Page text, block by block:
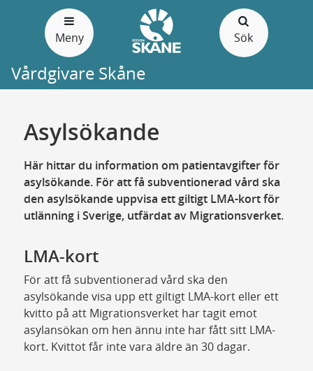
Meny Sök
Vårdgivare Skåne
Asylsökande
Här hittar du information om patientavgifter för
asylsökande. För att få subventionerad vård ska
den asylsökande uppvisa ett giltigt LMA-kort för
utlänning i Sverige, utfärdat av Migrationsverket.
LMA-kort
För att få subventionerad vård ska den
asylsökande visa upp ett giltigt LMA-kort eller ett
kvitto på att Migrationsverket har tagit emot
asylansökan om hen ännu inte har fått sitt LMA-
kort. Kvittot får inte vara äldre än 30 dagar.